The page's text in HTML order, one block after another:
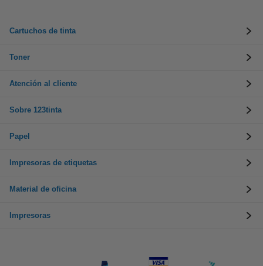
Cartuchos de tinta
Toner
Atención al cliente
Sobre 123tinta
Papel
Impresoras de etiquetas
Material de oficina
Impresoras